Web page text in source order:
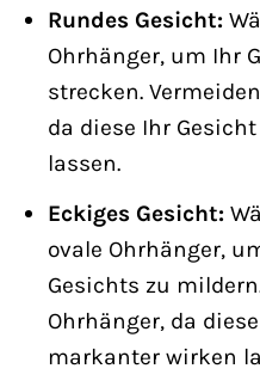
Rundes Gesicht:
Ohrhänger, um Ihr
strecken.
da diese Ihr
lassen.
Eckiges Gesicht:
ovale Ohrhänger,
Gesichts zu
Ohrhänger, da
markanter wirken